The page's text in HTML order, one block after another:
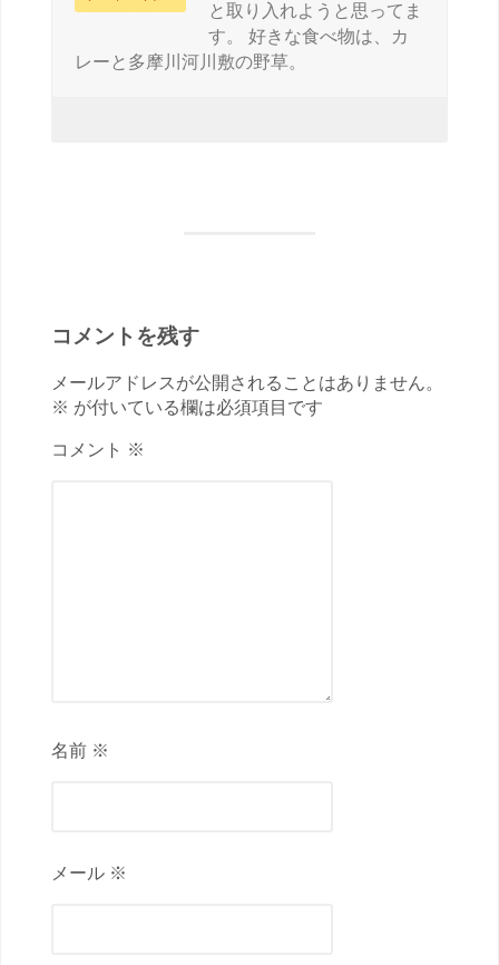
と取り入れようと思ってま
す。 好きな食べ物は、カ
レーと多摩川河川敷の野草。
コメントを残す
メールアドレスが公開されることはありません。
※ が付いている欄は必須項目です
コメント ※
名前 ※
メール ※